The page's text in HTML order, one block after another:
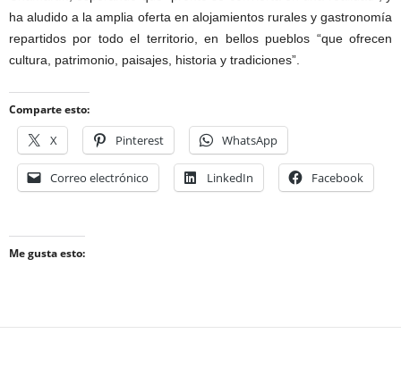
ha aludido a la amplia oferta en alojamientos rurales y gastronomía
repartidos por todo el territorio, en bellos pueblos “que ofrecen
cultura, patrimonio, paisajes, historia y tradiciones”.
Comparte esto:
X Pinterest WhatsApp
Correo electrónico LinkedIn Facebook
Me gusta esto: